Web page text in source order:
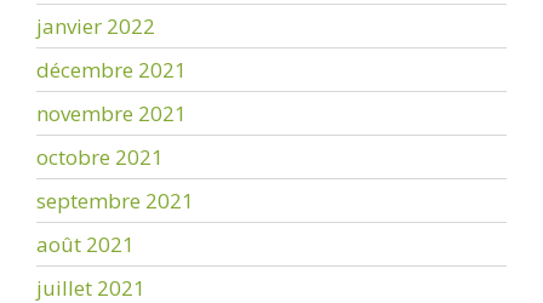
janvier 2022
décembre 2021
novembre 2021
octobre 2021
septembre 2021
août 2021
juillet 2021